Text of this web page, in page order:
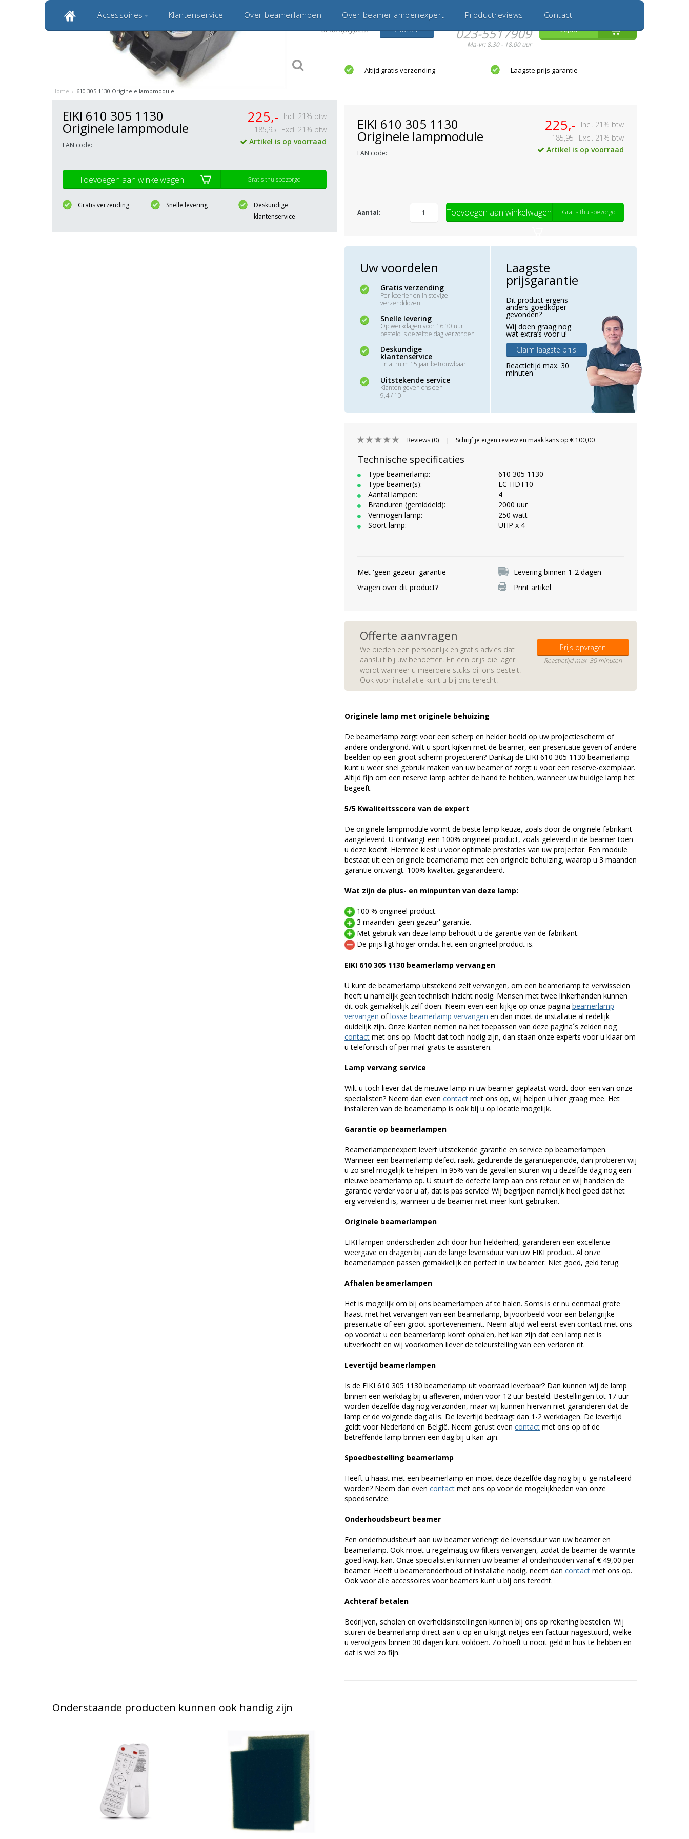
Inloggen
Klantbeoordeling 9,0
Bekijk alle 1000+ reviews
Zoeken
Hulp nodig?
023-5517909
Ma-vr: 8.30 - 18.00 uur
€0,00
Accessoires Klantenservice Over beamerlampen Over beamerlampenexpert Productreviews Contact
Originele kwaliteitsproducten 20 jaar betrouwbaar en ervaren Altijd gratis verzending Laagste prijs garantie
Home / 610 305 1130 Originele lampmodule
EIKI 610 305 1130
Originele lampmodule
EAN code:
225,-
Incl. 21% btw
185,95
Excl. 21% btw
Artikel is op voorraad
Toevoegen aan winkelwagen Gratis thuisbezorgd
Gratis verzending Snelle levering
Deskundige
klantenservice
EIKI 610 305 1130
Originele lampmodule
EAN code:
225,-
Incl. 21% btw
185,95
Excl. 21% btw
Artikel is op voorraad
Aantal: Toevoegen aan winkelwagen Gratis thuisbezorgd
Uw voordelen
Gratis verzending
Per koerier en in stevige
verzenddozen
Snelle levering
Op werkdagen voor 16:30 uur
besteld is dezelfde dag verzonden
Deskundige
klantenservice
En al ruim 15 jaar betrouwbaar
Uitstekende service
Klanten geven ons een
9,4 / 10
Laagste
prijsgarantie
Dit product ergens
anders goedkoper
gevonden?
Wij doen graag nog
wat extra’s voor u!
Claim laagste prijs
Reactietijd max. 30
minuten
Reviews (0) Schrijf je eigen review en maak kans op € 100,00
Technische specificaties
Type beamerlamp:
610 305 1130
Type beamer(s):
LC-HDT10
Aantal lampen:
4
Branduren (gemiddeld):
2000 uur
Vermogen lamp:
250 watt
Soort lamp:
UHP x 4
Met 'geen gezeur' garantie
Levering binnen 1-2 dagen
Vragen over dit product?
Print artikel
Offerte aanvragen
We bieden een persoonlijk en gratis advies dat
aansluit bij uw behoeften. En een prijs die lager
wordt wanneer u meerdere stuks bij ons bestelt.
Ook voor installatie kunt u bij ons terecht.
Prijs opvragen
Reactietijd max. 30 minuten
Originele lamp met originele behuizing
De beamerlamp zorgt voor een scherp en helder beeld op uw projectiescherm of
andere ondergrond. Wilt u sport kijken met de beamer, een presentatie geven of andere
beelden op een groot scherm projecteren? Dankzij de EIKI 610 305 1130 beamerlamp
kunt u weer snel gebruik maken van uw beamer of zorgt u voor een reserve-exemplaar.
Altijd fijn om een reserve lamp achter de hand te hebben, wanneer uw huidige lamp het
begeeft.
5/5 Kwaliteitsscore van de expert
De originele lampmodule vormt de beste lamp keuze, zoals door de originele fabrikant
aangeleverd. U ontvangt een 100% origineel product, zoals geleverd in de beamer toen
u deze kocht. Hiermee kiest u voor optimale prestaties van uw projector. Een module
bestaat uit een originele beamerlamp met een originele behuizing, waarop u 3 maanden
garantie ontvangt. 100% kwaliteit gegarandeerd.
Wat zijn de plus- en minpunten van deze lamp:
100 % origineel product.
3 maanden 'geen gezeur' garantie.
Met gebruik van deze lamp behoudt u de garantie van de fabrikant.
De prijs ligt hoger omdat het een origineel product is.
EIKI 610 305 1130 beamerlamp vervangen
U kunt de beamerlamp uitstekend zelf vervangen, om een beamerlamp te verwisselen
heeft u namelijk geen technisch inzicht nodig. Mensen met twee linkerhanden kunnen
dit ook gemakkelijk zelf doen. Neem even een kijkje op onze pagina beamerlamp
vervangen oflosse beamerlamp vervangen en dan moet de installatie al redelijk
duidelijk zijn. Onze klanten nemen na het toepassen van deze pagina´s zelden nog
contact met ons op. Mocht dat toch nodig zijn, dan staan onze experts voor u klaar om
u telefonisch of per mail gratis te assisteren.
Lamp vervang service
Wilt u toch liever dat de nieuwe lamp in uw beamer geplaatst wordt door een van onze
specialisten? Neem dan even contact met ons op, wij helpen u hier graag mee. Het
installeren van de beamerlamp is ook bij u op locatie mogelijk.
Garantie op beamerlampen
Beamerlampenexpert levert uitstekende garantie en service op beamerlampen.
Wanneer een beamerlamp defect raakt gedurende de garantieperiode, dan proberen wij
u zo snel mogelijk te helpen. In 95% van de gevallen sturen wij u dezelfde dag nog een
nieuwe beamerlamp op. U stuurt de defecte lamp aan ons retour en wij handelen de
garantie verder voor u af, dat is pas service! Wij begrijpen namelijk heel goed dat het
erg vervelend is, wanneer u de beamer niet meer kunt gebruiken.
Originele beamerlampen
EIKI lampen onderscheiden zich door hun helderheid, garanderen een excellente
weergave en dragen bij aan de lange levensduur van uw EIKI product. Al onze
beamerlampen passen gemakkelijk en perfect in uw beamer. Niet goed, geld terug.
Afhalen beamerlampen
Het is mogelijk om bij ons beamerlampen af te halen. Soms is er nu eenmaal grote
haast met het vervangen van een beamerlamp, bijvoorbeeld voor een belangrijke
presentatie of een groot sportevenement. Neem altijd wel eerst even contact met ons
op voordat u een beamerlamp komt ophalen, het kan zijn dat een lamp net is
uitverkocht en wij voorkomen liever de teleurstelling van een verloren rit.
Levertijd beamerlampen
Is de EIKI 610 305 1130 beamerlamp uit voorraad leverbaar? Dan kunnen wij de lamp
binnen een werkdag bij u afleveren, indien voor 12 uur besteld. Bestellingen tot 17 uur
worden dezelfde dag nog verzonden, maar wij kunnen hiervan niet garanderen dat de
lamp er de volgende dag al is. De levertijd bedraagt dan 1-2 werkdagen. De levertijd
geldt voor Nederland en België. Neem gerust even contact met ons op of de
betreffende lamp binnen een dag bij u kan zijn.
Spoedbestelling beamerlamp
Heeft u haast met een beamerlamp en moet deze dezelfde dag nog bij u geïnstalleerd
worden? Neem dan even contact met ons op voor de mogelijkheden van onze
spoedservice.
Onderhoudsbeurt beamer
Een onderhoudsbeurt aan uw beamer verlengt de levensduur van uw beamer en
beamerlamp. Ook moet u regelmatig uw filters vervangen, zodat de beamer de warmte
goed kwijt kan. Onze specialisten kunnen uw beamer al onderhouden vanaf € 49,00 per
beamer. Heeft u beameronderhoud of installatie nodig, neem dan contact met ons op.
Ook voor alle accessoires voor beamers kunt u bij ons terecht.
Achteraf betalen
Bedrijven, scholen en overheidsinstellingen kunnen bij ons op rekening bestellen. Wij
sturen de beamerlamp direct aan u op en u krijgt netjes een factuur nagestuurd, welke
u vervolgens binnen 30 dagen kunt voldoen. Zo hoeft u nooit geld in huis te hebben en
dat is wel zo fijn.
Onderstaande producten kunnen ook handig zijn